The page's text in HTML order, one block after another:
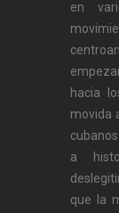
en
hacia
movida
a
que la